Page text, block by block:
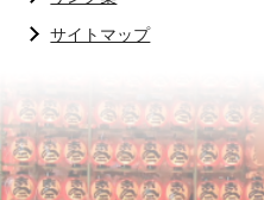
サイトマップ